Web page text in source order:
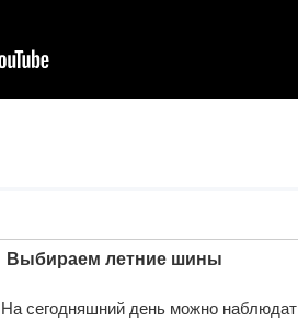
Выбираем летние шины
На сегодняшний день можно